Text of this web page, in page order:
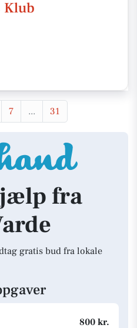
Klub
7 ... 31
fra
gratis bud fra lokale
800 kr.